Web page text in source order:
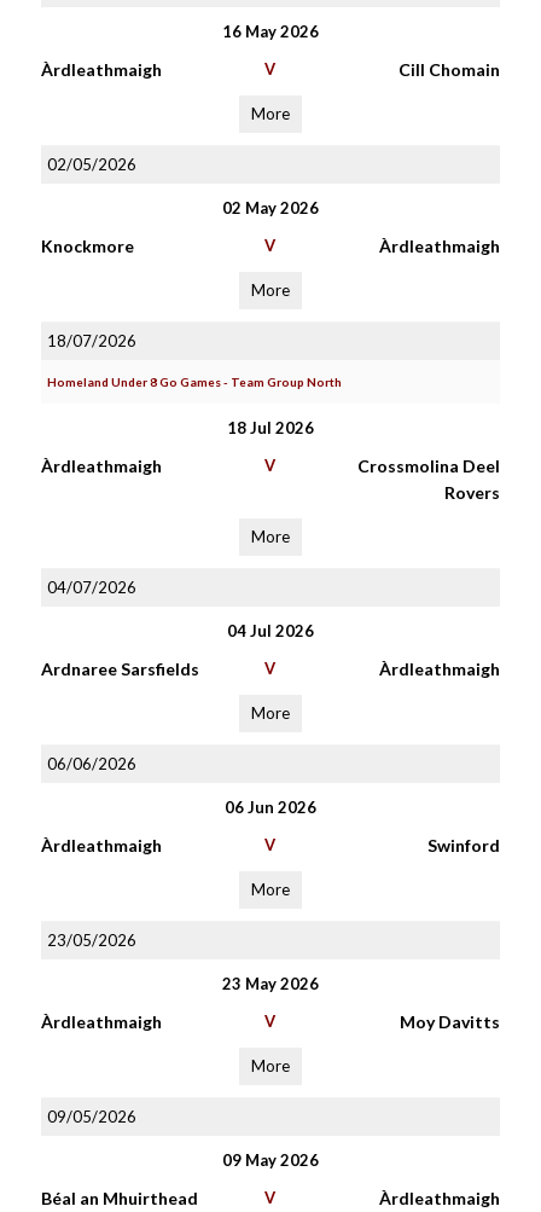
16 May 2026
Àrdleathmaigh V Cill Chomain
More
02/05/2026
02 May 2026
Knockmore V Àrdleathmaigh
More
18/07/2026
Homeland Under 8 Go Games - Team Group North
18 Jul 2026
Àrdleathmaigh V
Crossmolina Deel
Rovers
More
04/07/2026
04 Jul 2026
Ardnaree Sarsfields V Àrdleathmaigh
More
06/06/2026
06 Jun 2026
Àrdleathmaigh V Swinford
More
23/05/2026
23 May 2026
Àrdleathmaigh V Moy Davitts
More
09/05/2026
09 May 2026
Béal an Mhuirthead V Àrdleathmaigh